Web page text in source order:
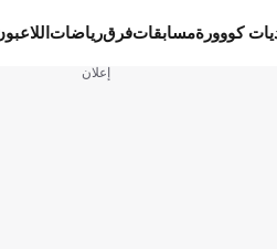
كووورةمسابقاتفرقرياضات
إعلان